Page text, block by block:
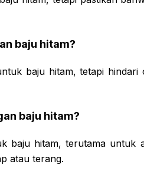
baju hitam?
baju hitam, tetapi hindari
baju hitam?
baju hitam, terutama untuk
atau terang.